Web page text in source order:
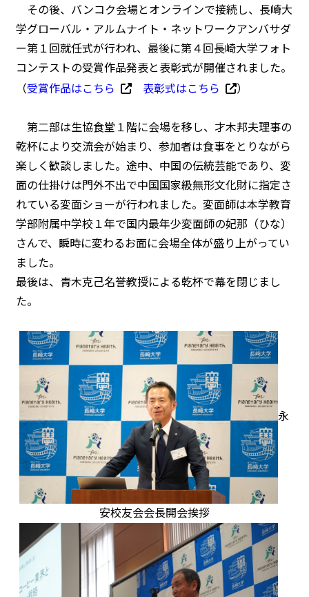
その後、バンコク会場とオンラインで接続し、長崎大
学グローバル・アルムナイト・ネットワークアンバサダ
ー第１回就任式が行われ、最後に第４回長崎大学フォト
コンテストの受賞作品発表と表彰式が開催されました。
（受賞作品はこちら 表彰式はこちら ）
第二部は生協食堂１階に会場を移し、才木邦夫理事の
乾杯により交流会が始まり、参加者は食事をとりながら
楽しく歓談しました。途中、中国の伝統芸能であり、変
面の仕掛けは門外不出で中国国家級無形文化財に指定さ
れている変面ショーが行われました。変面師は本学教育
学部附属中学校１年で国内最年少変面師の妃那（ひな）
さんで、瞬時に変わるお面に会場全体が盛り上がってい
ました。
最後は、青木克己名誉教授による乾杯で幕を閉じまし
た。
永
安校友会会長開会挨拶